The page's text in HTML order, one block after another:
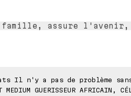
assure l'avenir,
Il n'y a pas de problème
MEDIUM GUERISSEUR AFRICAIN,